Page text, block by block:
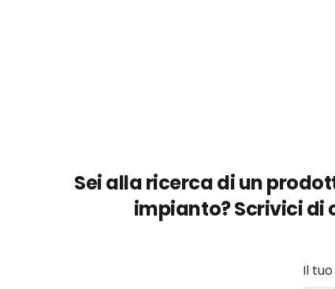
Sei alla ricerca di un
impianto? Scrivici di
Il